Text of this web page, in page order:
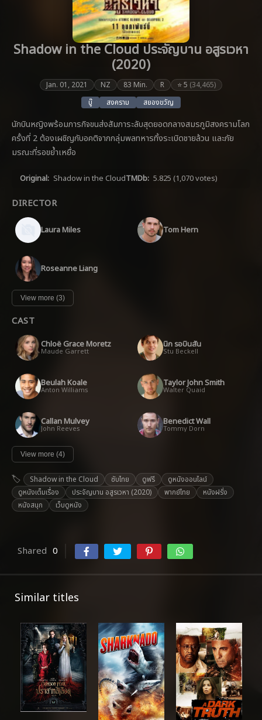
Shadow in the Cloud ประจัญบาน อสูรเวหา
(2020)
Jan. 01, 2021 NZ 83 Min. R ⭐ 5 (34,465)
บู๊
สงคราม สยองขวัญ
นักบินหญิงพร้อมภารกิจขนส่งสัมภาระลับสุดยอดกลางสมรภูมิสงครามโลก
ครั้งที่ 2 ต้องเผชิญกับอคติจากกลุ่มพลทหารทิ้งระเบิดชายล้วน และภัย
มรณะที่รอขย้ำเหยื่อ
Original: Shadow in the CloudTMDb: 5.825 (1,070 votes)
DIRECTOR
Laura Miles Tom Hern
Roseanne Liang
View more (3)
CAST
Chloë Grace Moretz
Maude Garrett
นิก รอบินสัน
Stu Beckell
Beulah Koale
Anton Williams
Taylor John Smith
Walter Quaid
Callan Mulvey
John Reeves
Benedict Wall
Tommy Dorn
View more (4)
Shadow in the Cloud ซับไทย ดูฟรี
ดูหนังออนไลน์
ดูหนังเต็มเรื่อง
ประจัญบาน อสูรเวหา (2020) พากย์ไทย
หนังฝรั่ง
หนังสนุก
เว็บดูหนัง
Shared 0
Similar titles